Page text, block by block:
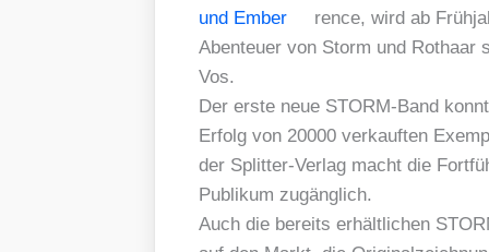
rence, wird ab
Aben­teu­er von Storm und Rot­haar
Vos.
Der ers­te neue STORM-Band
Erfolg von 20000 ver­kauf­ten
der Split­ter-Ver­lag macht die
Publi­kum zugäng­lich.
Auch die bereits erhält­li­chen